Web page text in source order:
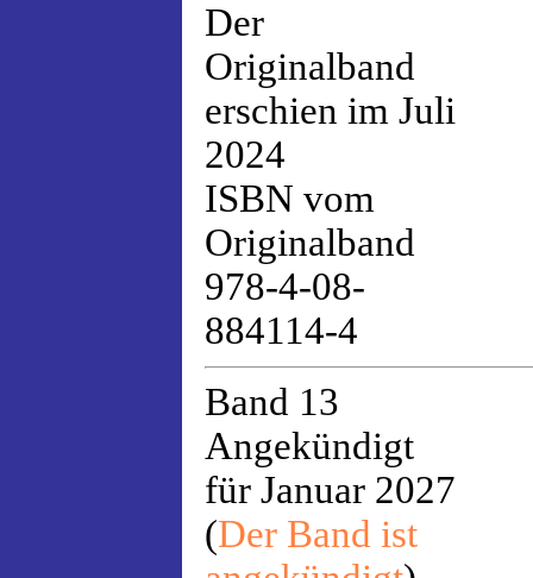
Der
Originalband
erschien im Juli
2024
ISBN vom
Originalband
978-4-08-
884114-4
Band 13
Angekündigt
für Januar 2027
(Der Band ist